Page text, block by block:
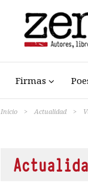
Firmas
Inicio > Actualidad >